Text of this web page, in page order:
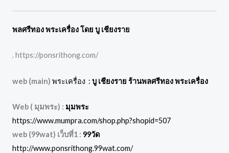
พลศรีทอง พระเครื่อง โดย บู เชียงราย
. https://ponsrithong.com/
web (main) พระเครื่อง : บู เชียงราย ร้านพลศรีทอง พระเครื่อง
Web ( มุมพระ) : มุมพระ
https://www.mumpra.com/shop.php?shopid=507
web (99wat) เว็บที่1 : 99วัด
http://www.ponsrithong.99wat.com/